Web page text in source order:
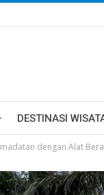
DESTINASI
dengan Alat